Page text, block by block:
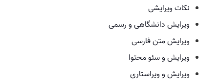
نکات ویرایشی
ویرایش دانشگاهی و رسمی
ویرایش متن فارسی
ویرایش و سئو محتوا
ویرایش و ویراستاری